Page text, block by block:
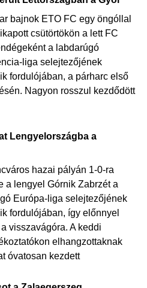
bajnok ETO FC egy öngóllal
csütörtökön a lett FC
a labdarúgó
liga selejtezőjének
fordulójában, a párharc első
Nagyon rosszul kezdődött
Lengyelországba a
hazai pályán 1-0-ra
a lengyel Górnik Zabrzét a
Európa-liga selejtezőjének
fordulójában, így előnnyel
visszavágóra. A keddi
elhangzottaknak
óvatosan kezdett